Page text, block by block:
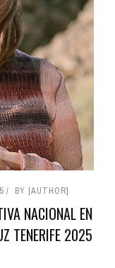
BY [AUTHOR]
NACIONAL EN
TENERIFE 2025